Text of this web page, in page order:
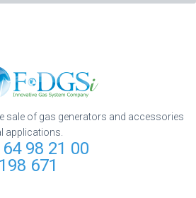
sale of gas generators and accessories
applications.
98 21 00
671